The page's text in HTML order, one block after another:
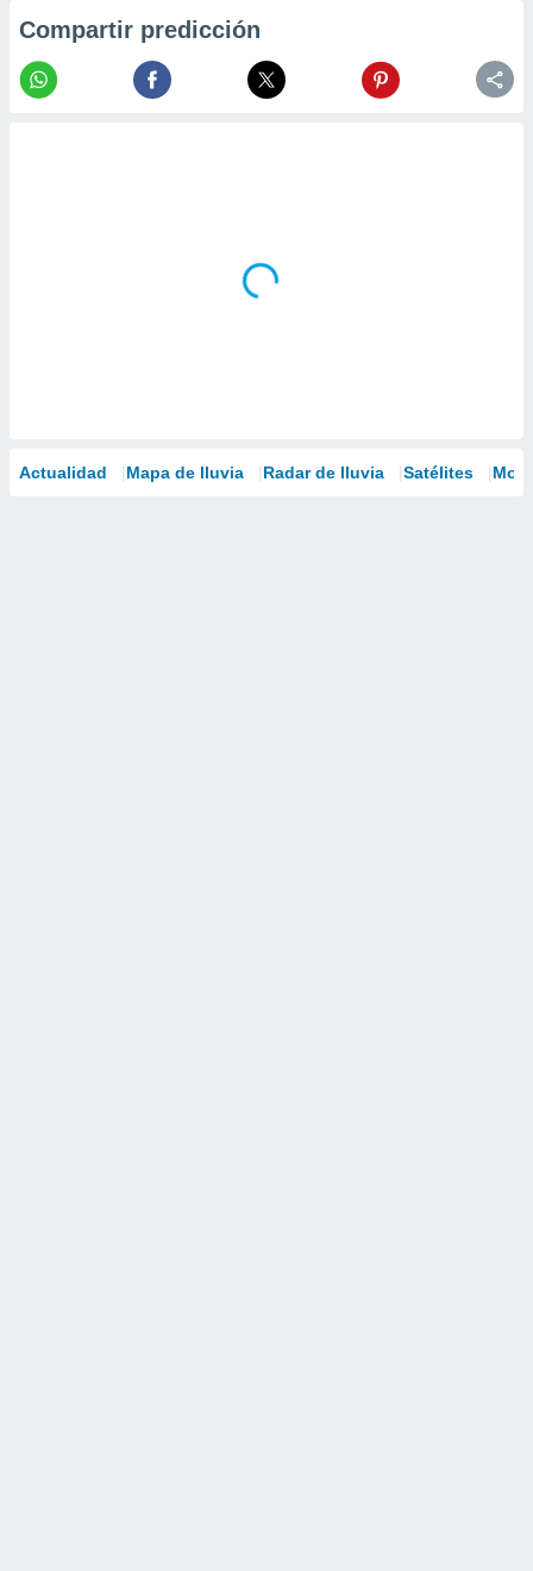
Compartir predicción
Actualidad Mapa de lluvia Radar de lluvia Satélites